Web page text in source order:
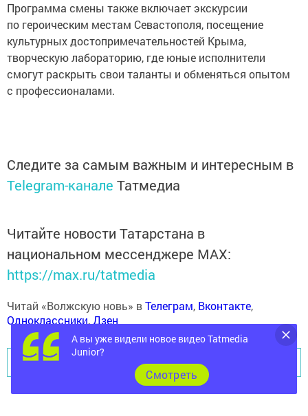
Программа смены также включает экскурсии
по героическим местам Севастополя, посещение
культурных достопримечательностей Крыма,
творческую лабораторию, где юные исполнители
смогут раскрыть свои таланты и обменяться опытом
с профессионалами.
Следите за самым важным и интересным в
Telegram-канале Татмедиа
Читайте новости Татарстана в
национальном мессенджере MАХ:
https://max.ru/tatmedia
Читай «Волжскую новь» вТелеграм, Вконтакте,
Одноклассники,Дзен
Перейти на страницу новости
А вы уже видели новое видео Tatmedia
Junior?
Cмотреть